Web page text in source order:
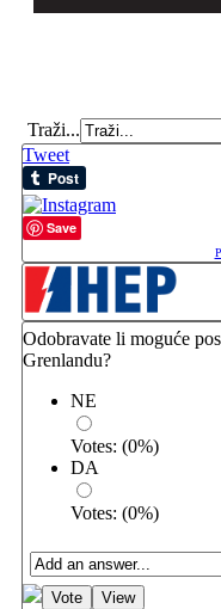
Traži...
Tweet
Save
Odobravate li moguće
Grenlandu?
NE
Votes: (0%)
DA
Votes: (0%)